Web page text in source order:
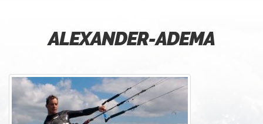
ALEXANDER-ADEMA